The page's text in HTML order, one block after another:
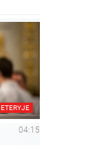
ETERYJE
04:15